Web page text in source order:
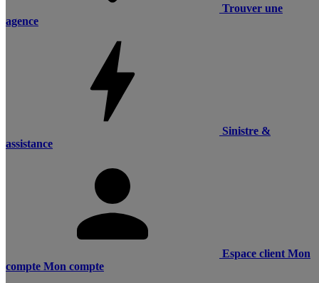
Trouver une
agence
Sinistre &
assistance
Espace client Mon
compte Mon compte